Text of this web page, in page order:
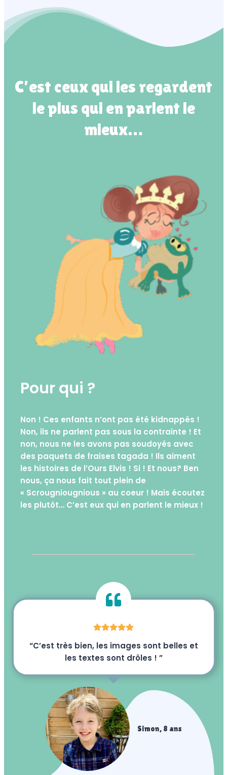
C’est ceux qui les regardent
le plus qui en parlent le
mieux…
Pour qui ?
Non ! Ces enfants n’ont pas été kidnappés !
Non, ils ne parlent pas sous la contrainte ! Et
non, nous ne les avons pas soudoyés avec
des paquets de fraises tagada ! Ils aiment
les histoires de l’Ours Elvis ! Si ! Et nous? Ben
nous, ça nous fait tout plein de
« Scrougniougnious » au coeur ! Mais écoutez
les plutôt… C’est eux qui en parlent le mieux !
“C’est très bien, les images sont belles et
les textes sont drôles ! ”
Simon, 8 ans